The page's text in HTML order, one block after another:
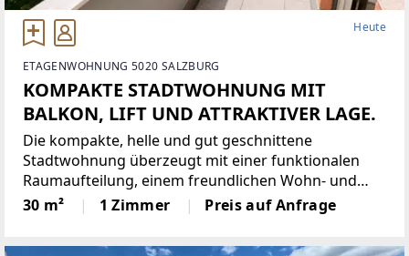
Heute
ETAGENWOHNUNG 5020 SALZBURG
KOMPAKTE STADTWOHNUNG MIT
BALKON, LIFT UND ATTRAKTIVER LAGE.
Die kompakte, helle und gut geschnittene
Stadtwohnung überzeugt mit einer funktionalen
Raumaufteilung, einem freundlichen Wohn- und
Schlafbereich sowie einer separaten, praktischen
Küche. Große Fensterflächen, neue Fenster und
30 m² 1 Zimmer Preis auf Anfrage